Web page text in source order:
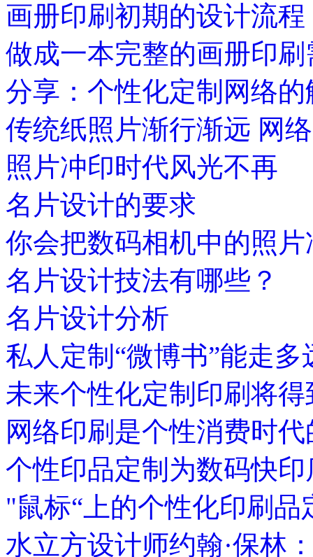
画册印刷初期的设计流程
做成一本完整的画册印
分享：个性化定制网络的
传统纸照片渐行渐远 网
照片冲印时代风光不再
名片设计的要求
你会把数码相机中的照
名片设计技法有哪些？
名片设计分析
私人定制“微博书”能走多
未来个性化定制印刷将
网络印刷是个性消费时
个性印品定制为数码快
"鼠标“上的个性化印刷品
水立方设计师约翰·保林